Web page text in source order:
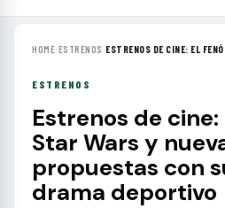
HOME›ESTRENOS ›ESTRENOS DE CINE: EL
ESTRENOS
Estrenos de
Star Wars y
propuestas con
drama deportivo